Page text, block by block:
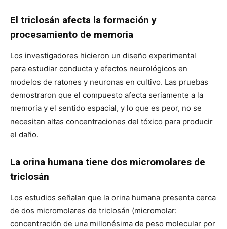
El triclosán afecta la formación y
procesamiento de memoria
Los investigadores hicieron un diseño experimental
para estudiar conducta y efectos neurológicos en
modelos de ratones y neuronas en cultivo. Las pruebas
demostraron que el compuesto afecta seriamente a la
memoria y el sentido espacial, y lo que es peor, no se
necesitan altas concentraciones del tóxico para producir
el daño.
La orina humana tiene dos micromolares de
triclosán
Los estudios señalan que la orina humana presenta cerca
de dos micromolares de triclosán (micromolar:
concentración de una millonésima de peso molecular por